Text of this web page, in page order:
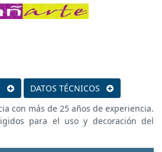
DATOS TÉCNICOS
con más de 25 años de experiencia.
para el uso y decoración del